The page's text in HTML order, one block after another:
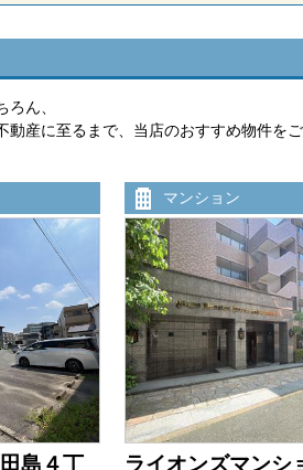
ん、
産に至るまで、当店のおすすめ物件を
島４丁
マンション
ライオンズマンシ